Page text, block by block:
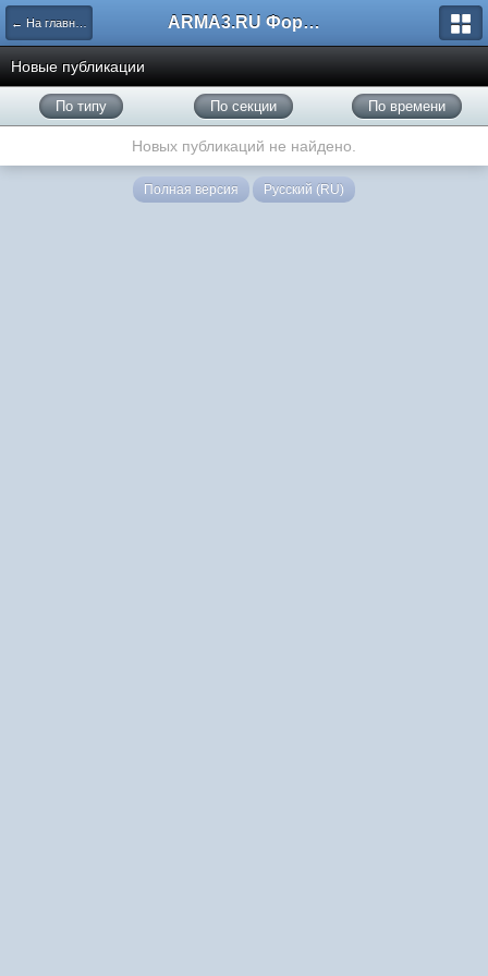
← На главную ARMA3.RU Форум
Новые публикации
По типу По секции По времени
Новых публикаций не найдено.
Полная версия Русский (RU)